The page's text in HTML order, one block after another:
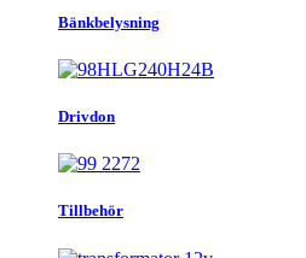
Bänkbelysning
Drivdon
Tillbehör